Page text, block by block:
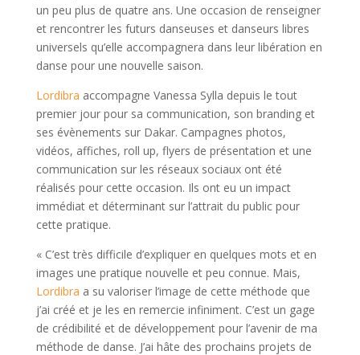
un peu plus de quatre ans. Une occasion de renseigner
et rencontrer les futurs danseuses et danseurs libres
universels qu’elle accompagnera dans leur libération en
danse pour une nouvelle saison.
Lordibra accompagne Vanessa Sylla depuis le tout
premier jour pour sa communication, son branding et
ses évènements sur Dakar. Campagnes photos,
vidéos, affiches, roll up, flyers de présentation et une
communication sur les réseaux sociaux ont été
réalisés pour cette occasion. Ils ont eu un impact
immédiat et déterminant sur l’attrait du public pour
cette pratique.
« C’est très difficile d’expliquer en quelques mots et en
images une pratique nouvelle et peu connue. Mais,
Lordibra a su valoriser l’image de cette méthode que
j’ai créé et je les en remercie infiniment. C’est un gage
de crédibilité et de développement pour l’avenir de ma
méthode de danse. J’ai hâte des prochains projets de